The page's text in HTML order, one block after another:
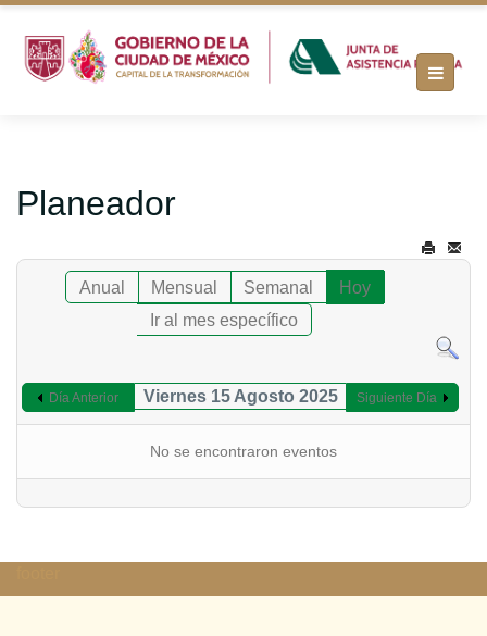
Planeador
Anual Mensual Semanal
Hoy
Ir al mes específico
Día Anterior Viernes 15 Agosto 2025 Siguiente Día
No se encontraron eventos